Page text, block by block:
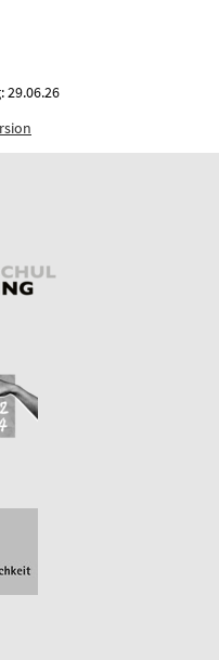
29.06.26